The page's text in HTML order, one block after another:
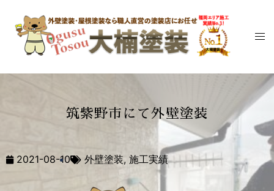
筑紫野市にて外壁塗装
2021-08-10 外壁塗装, 施工実績